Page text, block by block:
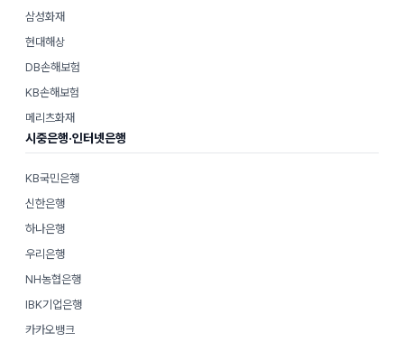
삼성화재
현대해상
DB손해보험
KB손해보험
메리츠화재
시중은행·인터넷은행
KB국민은행
신한은행
하나은행
우리은행
NH농협은행
IBK기업은행
카카오뱅크